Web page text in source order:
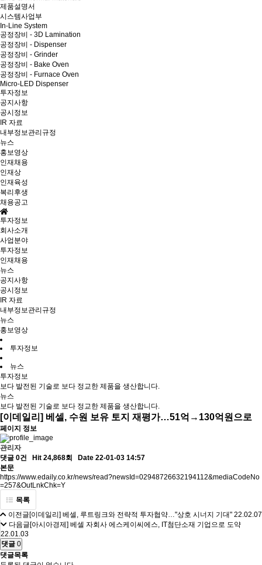
제품설명서
시스템사업부
In-Line System
공정장비 - 3D Lamination
공정장비 - Dispenser
공정장비 - Grinder
공정장비 - Bake Oven
공정장비 - Furnace Oven
Micro-LED Dispenser
투자정보
공지사항
공시정보
IR 자료
내부정보관리규정
뉴스
홍보영상
인재채용
인재상
인재육성
복리후생
채용공고
투자정보
회사소개
사업분야
투자정보
인재채용
뉴스
공지사항
공시정보
IR 자료
내부정보관리규정
뉴스
홍보영상
투자정보
뉴스
투자정보
보다 발전된 기술로 보다 정교한 제품을 생산합니다.
뉴스
보다 발전된 기술로 보다 정교한 제품을 생산합니다.
[이데일리] 베셀, 수원 보유 토지 재평가…51억→130억원으로
페이지 정보
관리자
댓글 0건
Hit 24,868회
Date 22-01-03 14:57
본문
https://www.edaily.co.kr/news/read?newsId=02948726632194112&mediaCodeNo
=257&OutLnkChk=Y
목록
이전글[이데일리] 베셀, 루트링크와 전략적 투자협약…"상호 시너지 기대" 22.02.07
다음글[아시아경제] 베셀 자회사 에스케이씨에스, IT첨단소재 기업으로 도약
22.01.03
댓글 0
댓글목록